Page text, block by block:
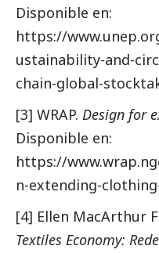
Disponible en:
https://
ustainability-and-
chain-global-
[3] WRAP. Design for
Disponible en:
https://
n-extending-
[4] Ellen MacArthur
Textiles Economy: